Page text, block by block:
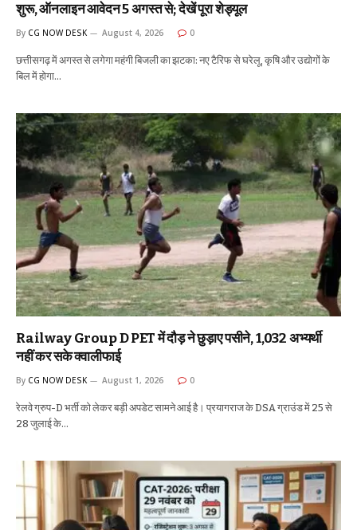
शुरू, ऑनलाइन आवेदन 5 अगस्त से; देखें पूरा शेड्यूल
By CG NOW DESK August 4, 2026 0
छत्तीसगढ़ में अगस्त से लगेगा महंगी बिजली का झटका: नए टैरिफ से घरेलू, कृषि और उद्योगों के
बिल में होगा…
Railway Group D PET में दौड़ ने छुड़ाए पसीने, 1,032 अभ्यर्थी
नहीं कर सके क्वालीफाई
By CG NOW DESK August 1, 2026 0
रेलवे ग्रुप-D भर्ती को लेकर बड़ी अपडेट सामने आई है। प्रयागराज के DSA ग्राउंड में 25 से
28 जुलाई के…